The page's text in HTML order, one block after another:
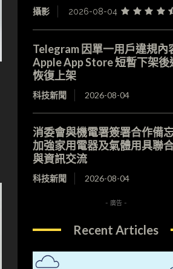
攝影 2026-08-04
Telegram 因單一用戶違規內
Apple App Store 短暫下架後
恢復上架
科技新聞 2026-08-04
消委會與機電署簽署合作備
加強家用電器及氣體用具聯
與資訊交流
科技新聞 2026-08-04
- 廣告 -
Recent Articles